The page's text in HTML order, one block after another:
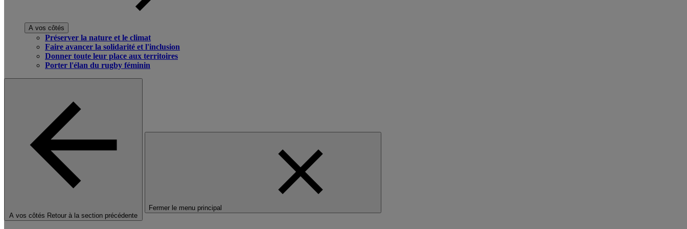
A vos côtés
Préserver la nature et le climat
Faire avancer la solidarité et l'inclusion
Donner toute leur place aux territoires
Porter l'élan du rugby féminin
A vos côtés Retour à la section précédente
Fermer le menu principal